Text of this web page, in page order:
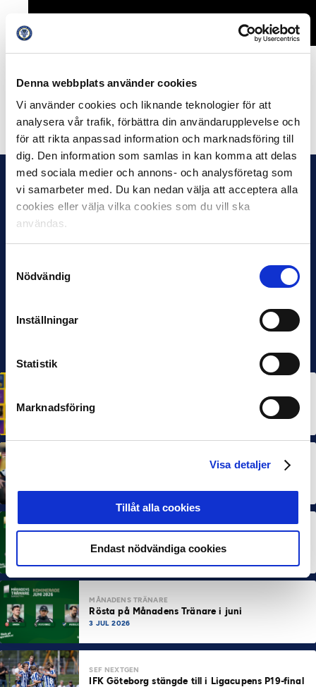
Denna webbplats använder cookies
Vi använder cookies och liknande teknologier för att
analysera vår trafik, förbättra din användarupplevelse och
för att rikta anpassad information och marknadsföring till
dig. Den information som samlas in kan komma att delas
med sociala medier och annons- och analysföretag som
vi samarbeter med. Du kan nedan välja att acceptera alla
cookies eller välja vilka cookies som du vill ska
användas.
Nödvändig
Inställningar
Statistik
Marknadsföring
Visa detaljer
Tillåt alla cookies
Endast nödvändiga cookies
Dela på Facebook Dela på Twitter
Svensk Elitfotboll lanserar Fotbollseffekten – en
rapport om Sveriges starkaste folkrörelse och
MÅNADENS TRÄNARE
Dubbla Landskrona-priser när juni summeras
MÅNADENS SPELARE
Rösta på Månadens Spelare i juni
3 JUL 2026
MÅNADENS TRÄNARE
Rösta på Månadens Tränare i juni
3 JUL 2026
SEF NEXTGEN
IFK Göteborg stängde till i Ligacupens P19-final